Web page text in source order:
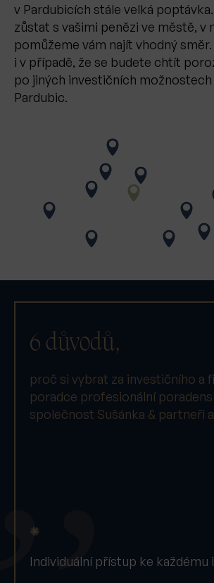
v Pardubicích stále velká
zůstat s vašimi penězi ve městě, v
pomůžeme vám najít vhodný
i v případě, že se budete chtít
po jiných investičních možnostech
Pardubic.
6 důvodů,
proč si vybrat za investičního a
poradce profesionální
společnost Sušánka & partneři
✺
Individuální přístup ke každému